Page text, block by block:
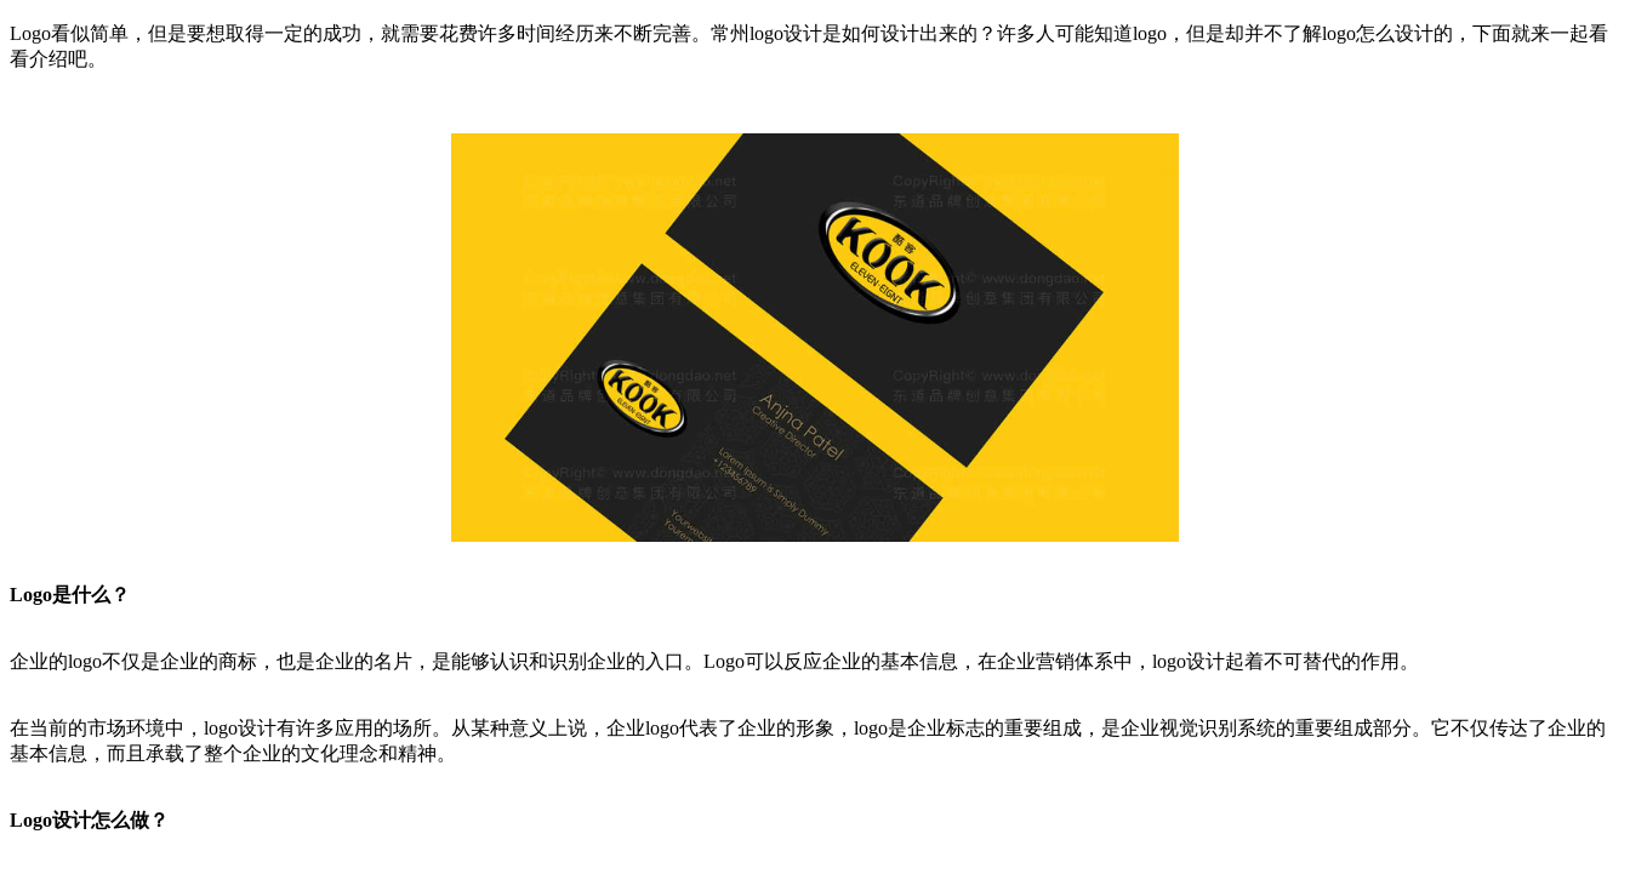
Logo看似简单，但是要想取得一定的成功，就需要花费许多时间经历来不断完善。常州logo设计是如何设计出来的？许多人可能知道logo，但是却并不了解logo怎么设计的，下面就来一起看
看介绍吧。
Logo是什么？
企业的logo不仅是企业的商标，也是企业的名片，是能够认识和识别企业的入口。Logo可以反应企业的基本信息，在企业营销体系中，logo设计起着不可替代的作用。
在当前的市场环境中，logo设计有许多应用的场所。从某种意义上说，企业logo代表了企业的形象，logo是企业标志的重要组成，是企业视觉识别系统的重要组成部分。它不仅传达了企业的
基本信息，而且承载了整个企业的文化理念和精神。
Logo设计怎么做？